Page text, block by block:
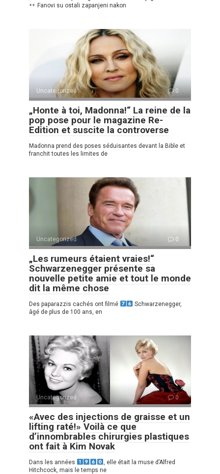
Fanovi su ostali zapanjeni nakon
Uncategorized 0
„Honte à toi, Madonna!“ La reine de la
pop pose pour le magazine Re-
Edition et suscite la controverse
Madonna prend des poses séduisantes devant la Bible et
franchit toutes les limites de
Uncategorized 0
„Les rumeurs étaient vraies!“
Schwarzenegger présente sa
nouvelle petite amie et tout le monde
dit la même chose
Des paparazzis cachés ont filmé
Schwarzenegger,
âgé de plus de 100 ans, en
Uncategorized 0
«Avec des injections de graisse et un
lifting raté!» Voilà ce que
d’innombrables chirurgies plastiques
ont fait à Kim Novak
Dans les années
, elle était la muse d’Alfred
Hitchcock, mais le temps ne